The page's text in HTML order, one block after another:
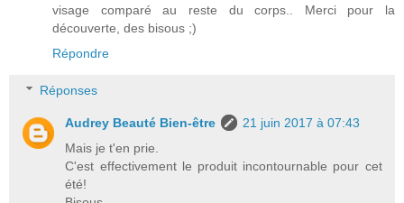
visage comparé au reste du corps.. Merci pour la
découverte, des bisous ;)
Répondre
Réponses
Audrey Beauté Bien-être
21 juin 2017 à 07:43
Mais je t'en prie.
C'est effectivement le produit incontournable pour cet
été!